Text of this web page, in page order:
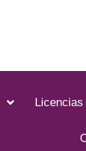
Licencias